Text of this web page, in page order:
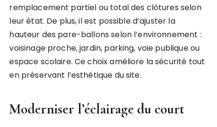
remplacement partiel ou total des clôtures selon
leur état. De plus, il est possible d’ajuster la
hauteur des pare-ballons selon l’environnement :
voisinage proche, jardin, parking, voie publique ou
espace scolaire. Ce choix améliore la sécurité tout
en préservant l’esthétique du site.
Moderniser l’éclairage du court